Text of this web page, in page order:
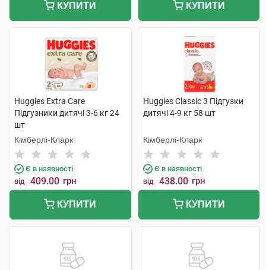
КУПИТИ КУПИТИ
Huggies Extra Care
Підгузники дитячі 3-6 кг 24
шт
Кімберлі-Кларк
Є в наявності
від 409.00 грн
КУПИТИ
Huggies Classic 3 Підгузки
дитячі 4-9 кг 58 шт
Кімберлі-Кларк
Є в наявності
від 438.00 грн
КУПИТИ